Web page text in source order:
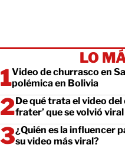
LO
Video de churrasco en
polémica en Bolivia
De qué trata el video
frater’ que se volvió
¿Quién es la influencer
su video más viral?